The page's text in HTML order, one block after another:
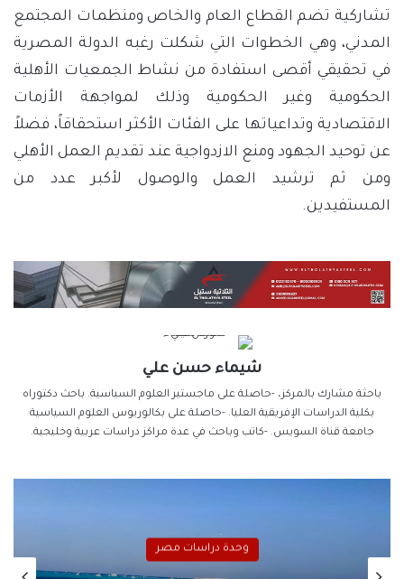
تشاركية تضم القطاع العام والخاص ومنظمات المجتمع
المدني، وهي الخطوات التي شكلت رغبه الدولة المصرية
في تحقيقي أقصى استفادة من نشاط الجمعيات الأهلية
الحكومية وغير الحكومية وذلك لمواجهة الأزمات
الاقتصادية وتداعياتها على الفئات الأكثر استحقاقاً، فضلاً
عن توحيد الجهود ومنع الازدواجية عند تقديم العمل الأهلي
ومن ثم ترشيد العمل والوصول لأكبر عدد من
المستفيدين.
شيماء حسن علي
باحثة مشارك بالمركز، -حاصلة على ماجستير العلوم السياسية. باحث دكتوراه
بكلية الدراسات الإفريقية العليا. -حاصلة على بكالوريوس العلوم السياسية
جامعة قناة السويس. -كاتب وباحث في عدة مراكز دراسات عربية وخليجية.
وحدة دراسات مصر